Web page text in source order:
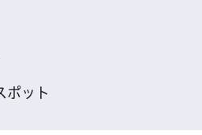
ポット